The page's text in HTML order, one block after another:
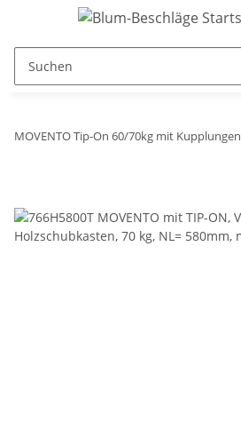
MOVENTO Tip-On 60/70kg mit Kupplungen